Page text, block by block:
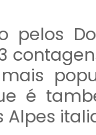
pelos
é
Alpes